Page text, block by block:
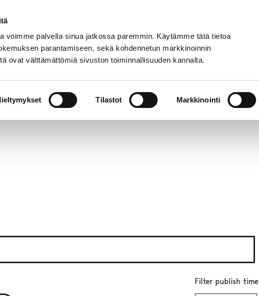
voimme palvella sinua jatkossa paremmin. Käytämme tätä tietoa
parantamiseen, sekä kohdennetun markkinoinnin
ovat välttämättömiä sivuston toiminnallisuuden kannalta.
Tilastot Markkinointi
Filter publish time